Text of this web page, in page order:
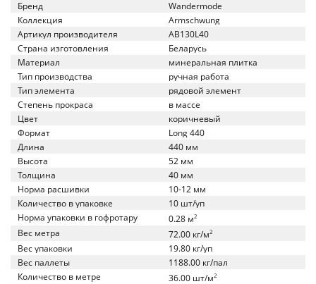
Бренд
Wandermode
Коллекция
Armschwung
Артикул производителя
AB130L40
Страна изготовления
Беларусь
Материал
минеральная плитка
Тип производства
ручная работа
Тип элемента
рядовой элемент
Степень прокраса
в массе
Цвет
коричневый
Формат
Long 440
Длина
440 мм
Высота
52 мм
Толщина
40 мм
Норма расшивки
10-12 мм
Количество в упаковке
10 шт/уп
Норма упаковки в гофротару
0.28 м2
Вес метра 72.00 кг/м2
Вес упаковки
19.80 кг/уп
Вес паллеты
1188.00 кг/пал
Количество в метре
36.00 шт/м2